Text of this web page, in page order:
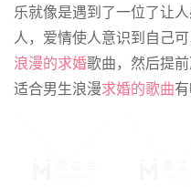
乐就像是遇到了一位了让
人，爱情使人意识到自己
浪漫的求婚歌曲，然后提
适合男生浪漫求婚的歌曲